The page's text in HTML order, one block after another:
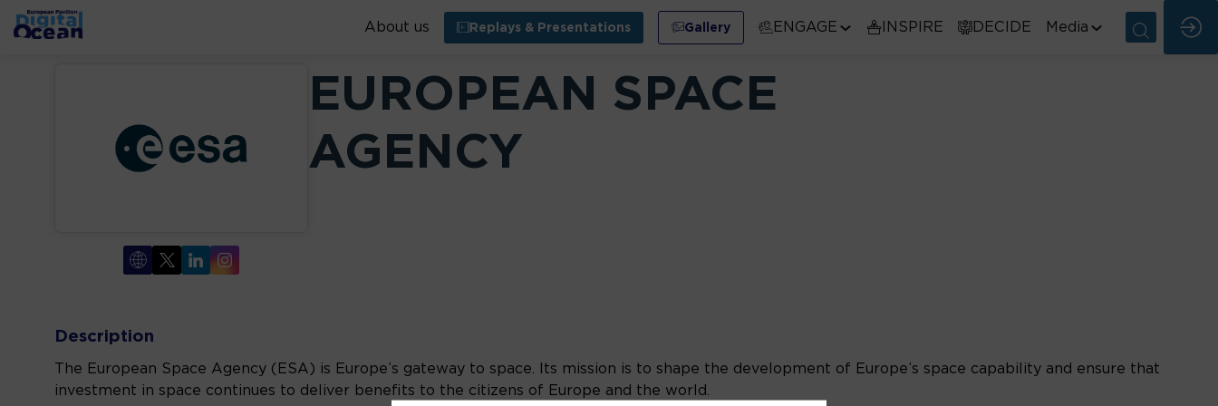
About us Replays & Presentations Gallery ENGAGE INSPIRE DECIDE Media
EUROPEAN SPACE
AGENCY
Description
The European Space Agency (ESA) is Europe’s gateway to space. Its mission is to shape the development of Europe’s space capability and ensure that
investment in space continues to deliver benefits to the citizens of Europe and the world.